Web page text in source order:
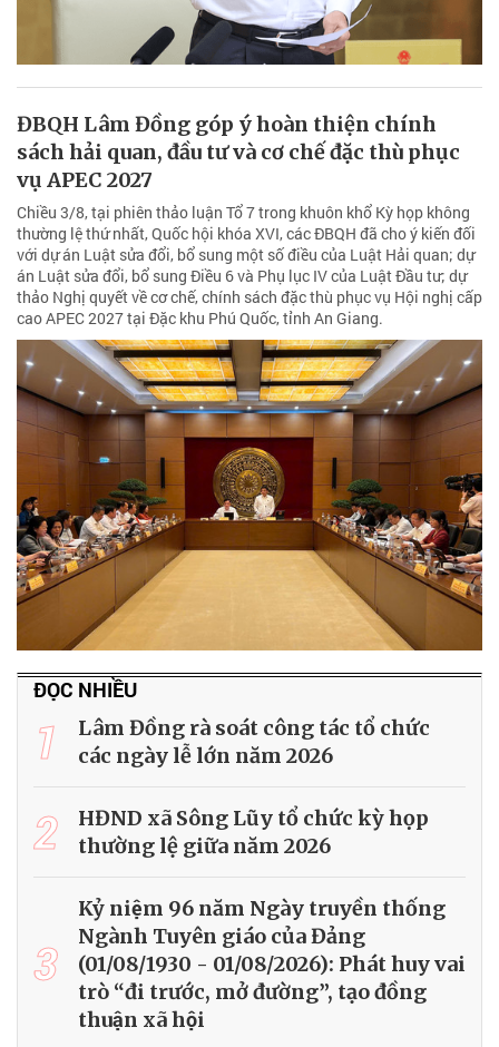
ĐBQH Lâm Đồng góp ý hoàn thiện chính
sách hải quan, đầu tư và cơ chế đặc thù phục
vụ APEC 2027
Chiều 3/8, tại phiên thảo luận Tổ 7 trong khuôn khổ Kỳ họp không
thường lệ thứ nhất, Quốc hội khóa XVI, các ĐBQH đã cho ý kiến đối
với dự án Luật sửa đổi, bổ sung một số điều của Luật Hải quan; dự
án Luật sửa đổi, bổ sung Điều 6 và Phụ lục IV của Luật Đầu tư; dự
thảo Nghị quyết về cơ chế, chính sách đặc thù phục vụ Hội nghị cấp
cao APEC 2027 tại Đặc khu Phú Quốc, tỉnh An Giang.
ĐỌC NHIỀU
1
Lâm Đồng rà soát công tác tổ chức
các ngày lễ lớn năm 2026
2
HĐND xã Sông Lũy tổ chức kỳ họp
thường lệ giữa năm 2026
3
Kỷ niệm 96 năm Ngày truyền thống
Ngành Tuyên giáo của Đảng
(01/08/1930 - 01/08/2026): Phát huy vai
trò “đi trước, mở đường”, tạo đồng
thuận xã hội